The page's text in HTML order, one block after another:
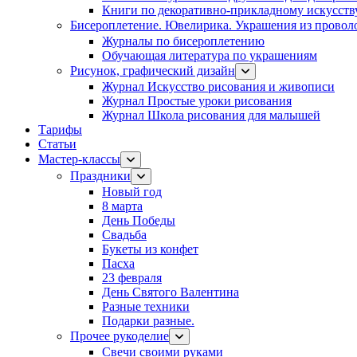
Книги по декоративно-прикладному
Бисероплетение. Ювелирика. Украшения из
Журналы по бисероплетению
Обучающая литература по украшениям
Рисунок, графический дизайн
Журнал Искусство рисования и живописи
Журнал Простые уроки рисования
Журнал Школа рисования для малышей
Тарифы
Статьи
Мастер-классы
Праздники
Новый год
8 марта
День Победы
Свадьба
Букеты из конфет
Пасха
23 февраля
День Святого Валентина
Разные техники
Подарки разные.
Прочее рукоделие
Свечи своими руками